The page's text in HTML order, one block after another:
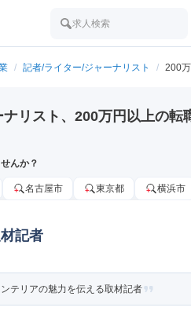
求人検索
/ 記者/ライター/ジャーナリスト / 200
リスト、200万円以上の転
んか？
名古屋市 東京都 横浜市
記者
ンテリアの魅力を伝える取材記者